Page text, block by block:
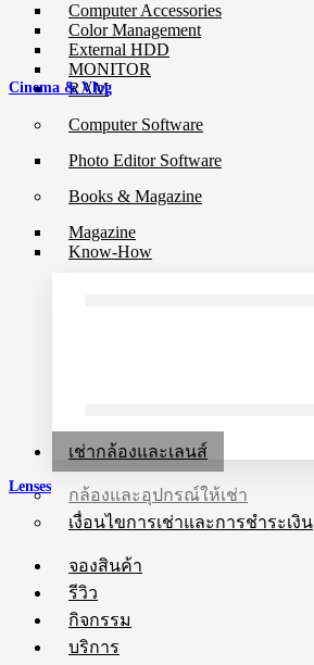
Computer Accessories
Color Management
External HDD
MONITOR
RAM
Computer Software
Photo Editor Software
Books & Magazine
Magazine
Know-How
เช่ากล้องและเลนส์
กล้องและอุปกรณ์ให้เช่า
เงื่อนไขการเช่าและการชำระเงิน
จองสินค้า
รีวิว
กิจกรรม
บริการ
Cinema & Vlog
Lenses